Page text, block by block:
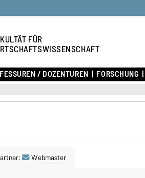
FÜR
/ DOZENTUREN FORSCHUNG
Webmaster